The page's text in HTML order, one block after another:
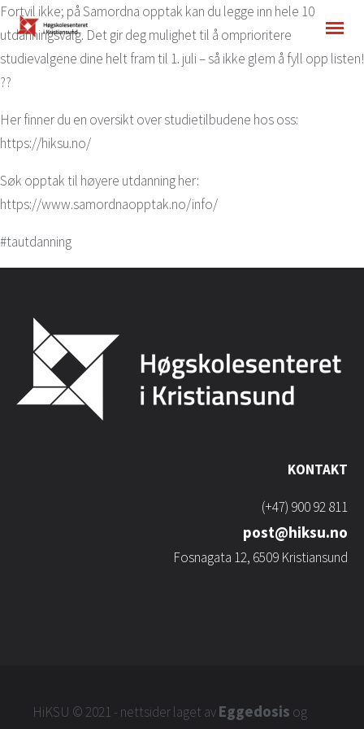
Fortvil ikke; på Samordna opptak kan du legge inn hele 10
utdanningsvalg. Det gir deg mulighet til å omprioritere
studievalgene dine helt fram til 1. juli – så ikke glem å fyll opp listen!
??
Her finner du en oversikt over studietilbudene hos oss:
https://hiksu.no/
Søk opptak til høyere utdanning her:
https://www.samordnaopptak.no/info/
#tautdanning
KONTAKT
(+47) 900 92 811
post@hiksu.no
Fosnagata 12, 6509 Kristiansund
HiKSU © 2021 - nettsider laget avEggedosis og